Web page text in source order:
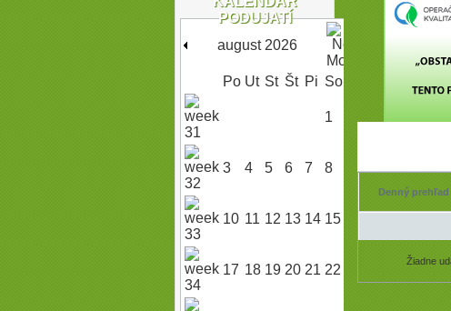
Denný prehľad
Žiadne
PODUJATÍ
august 2026
Po Ut St Št Pi So
1
3 4 5 6 7 8
10 11 12 13 14 15
17 18 19 20 21 22